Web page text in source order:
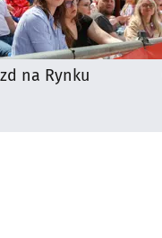
na Rynku